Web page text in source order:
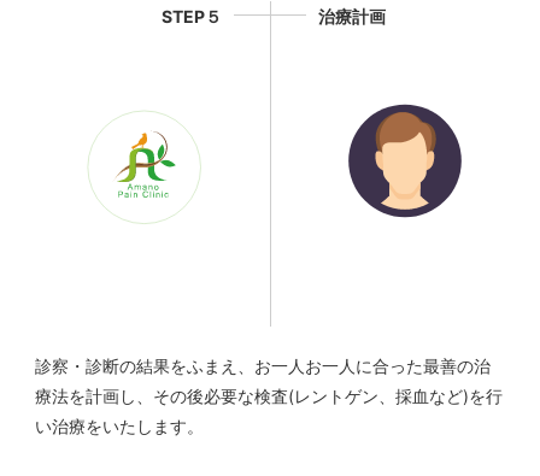
STEP５ 治療計画
診察・診断の結果をふまえ、お一人お一人に合った最善の治
療法を計画し、その後必要な検査(レントゲン、採血など)を行
い治療をいたします。